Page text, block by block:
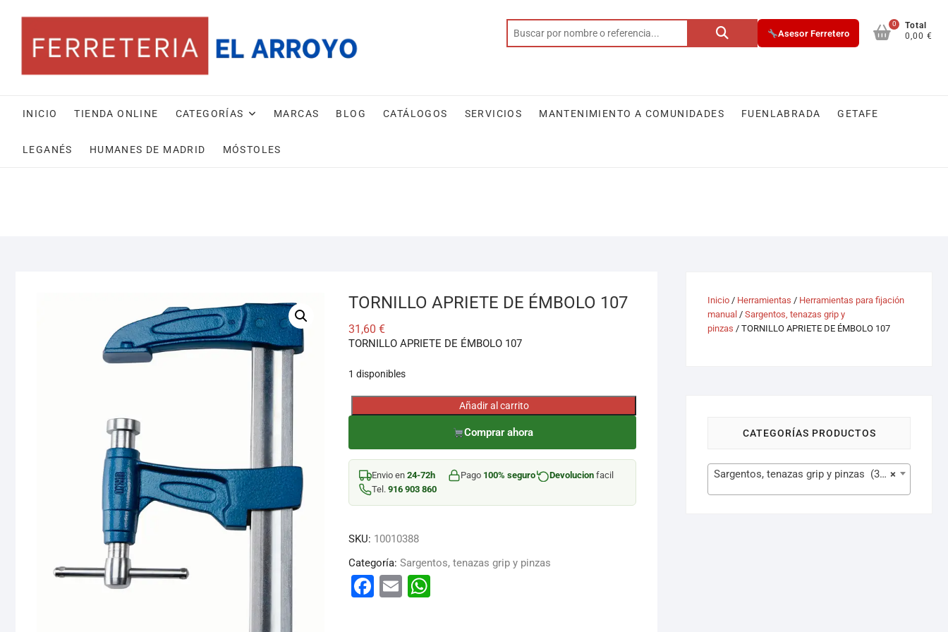
contenido
Buscar
Asesor Ferretero
0
Total
0,00 €
INICIO TIENDA ONLINE CATEGORÍAS MARCAS BLOG CATÁLOGOS SERVICIOS MANTENIMIENTO A COMUNIDADES FUENLABRADA GETAFE
LEGANÉS HUMANES DE MADRID MÓSTOLES
TORNILLO APRIETE DE ÉMBOLO 107
31,60 €
TORNILLO APRIETE DE ÉMBOLO 107
1 disponibles
TORNILLO
DE
ÉMBOLO
107
cantidad
Añadir al carrito
Comprar ahora
Envio en 24-72h Pago 100% seguro Devolucion facil
Tel. 916 903 860
SKU: 10010388
Categoría: Sargentos, tenazas grip y pinzas
F
E
Inicio / Herramientas / Herramientas para fijación
manual / Sargentos, tenazas grip y
pinzas / TORNILLO APRIETE DE ÉMBOLO 107
CATEGORÍAS PRODUCTOS
×
Sargentos, tenazas grip y pinzas (374)